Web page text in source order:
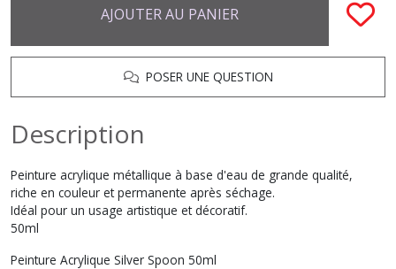
AJOUTER AU PANIER
POSER UNE QUESTION
Description
Peinture acrylique métallique à base d'eau de grande qualité,
riche en couleur et permanente après séchage.
Idéal pour un usage artistique et décoratif.
50ml
Peinture Acrylique Silver Spoon 50ml